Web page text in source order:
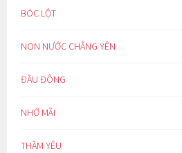
BÓC LỘT
NON NƯỚC CHẲNG YÊN
ĐẦU ĐÔNG
NHỚ MÃI
THẦM YÊU